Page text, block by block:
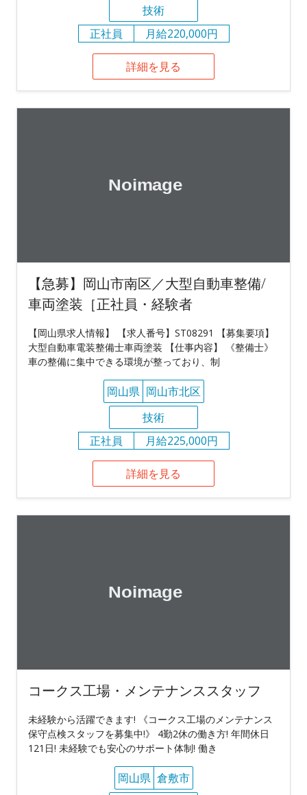
技術
正社員
月給220,000円
詳細を見る
【急募】岡山市南区／大型自動車整備/
車両塗装［正社員・経験者
【岡山県求人情報】 【求人番号】ST08291 【募集要項】
大型自動車電装整備士車両塗装 【仕事内容】 《整備士》
車の整備に集中できる環境が整っており、制
岡山県 岡山市北区
技術
正社員
月給225,000円
詳細を見る
コークス工場・メンテナンススタッフ
未経験から活躍できます! 《コークス工場のメンテナンス
保守点検スタッフを募集中!》 4勤2休の働き方! 年間休日
121日! 未経験でも安心のサポート体制! 働き
岡山県 倉敷市